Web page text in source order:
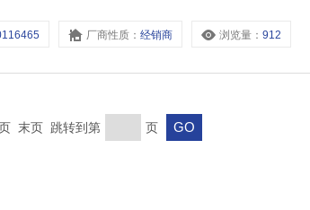
厂商性质：经销商 浏览量：912
末页 跳转到第 页